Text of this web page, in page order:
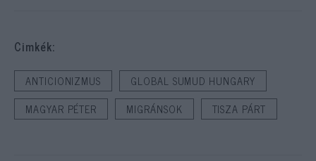
Cimkék:
ANTICIONIZMUS
GLOBAL SUMUD HUNGARY
MAGYAR PÉTER
MIGRÁNSOK TISZA PÁRT